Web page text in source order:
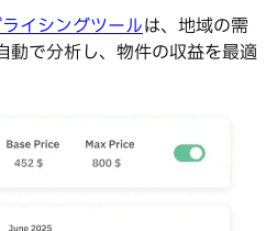
イシングツールは、地域の需
動で分析し、物件の収益を最適